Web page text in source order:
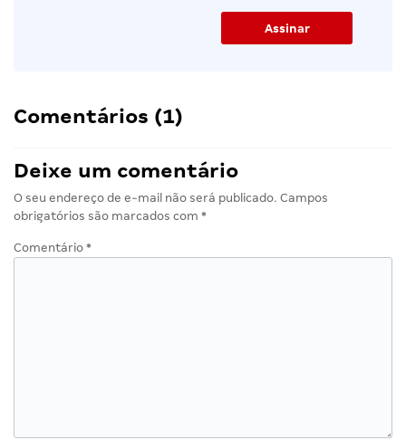
Comentários (1)
Deixe um comentário
O seu endereço de e-mail não será publicado. Campos
obrigatórios são marcados com *
Comentário *